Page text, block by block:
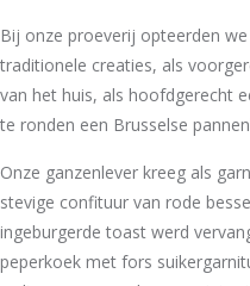
Bij onze proeverij opteerden
traditionele creaties, als
van het huis, als hoofdgerecht
te ronden een Brusselse
Onze ganzenlever kreeg als
stevige confituur van rode
ingeburgerde toast werd
peperkoek met fors